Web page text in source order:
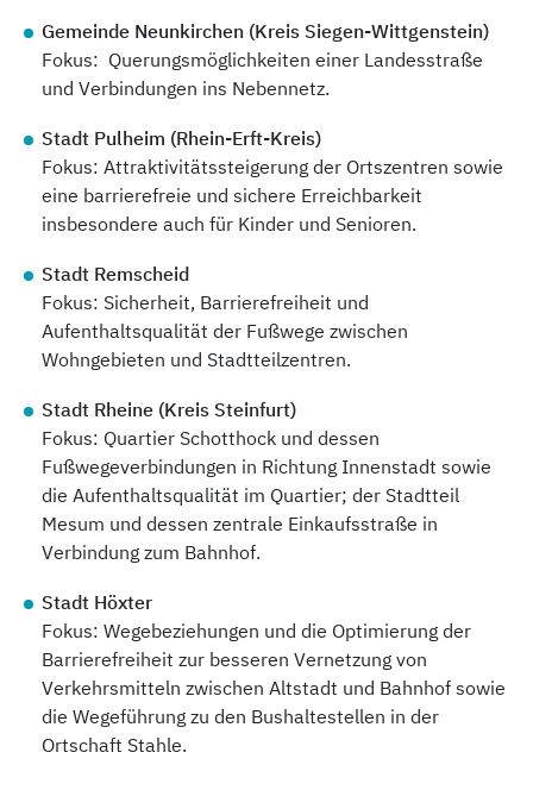
Gemeinde Neunkirchen (Kreis Siegen-Wittgenstein)
Fokus: Querungsmöglichkeiten einer Landesstraße
und Verbindungen ins Nebennetz.
Stadt Pulheim (Rhein-Erft-Kreis)
Fokus: Attraktivitätssteigerung der Ortszentren sowie
eine barrierefreie und sichere Erreichbarkeit
insbesondere auch für Kinder und Senioren.
Stadt Remscheid
Fokus: Sicherheit, Barrierefreiheit und
Aufenthaltsqualität der Fußwege zwischen
Wohngebieten und Stadtteilzentren.
Stadt Rheine (Kreis Steinfurt)
Fokus: Quartier Schotthock und dessen
Fußwegeverbindungen in Richtung Innenstadt sowie
die Aufenthaltsqualität im Quartier; der Stadtteil
Mesum und dessen zentrale Einkaufsstraße in
Verbindung zum Bahnhof.
Stadt Höxter
Fokus: Wegebeziehungen und die Optimierung der
Barrierefreiheit zur besseren Vernetzung von
Verkehrsmitteln zwischen Altstadt und Bahnhof sowie
die Wegeführung zu den Bushaltestellen in der
Ortschaft Stahle.